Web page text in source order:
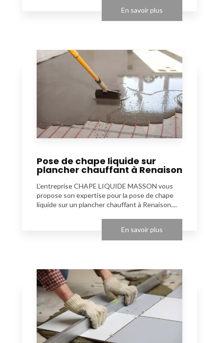
En savoir plus
Pose de chape liquide sur
plancher chauffant à Renaison
L’entreprise CHAPE LIQUIDE MASSON vous
propose son expertise pour la pose de chape
liquide sur un plancher chauffant à Renaison....
En savoir plus